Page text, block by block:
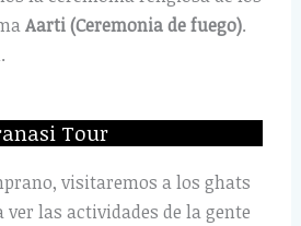
Aarti (Ceremonia de fuego).
Tour
visitaremos a los ghats
las actividades de la gente